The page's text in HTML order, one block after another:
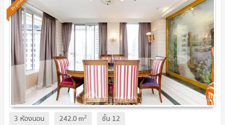
3 ห้องนอน 242.0m2 ชั้น 12